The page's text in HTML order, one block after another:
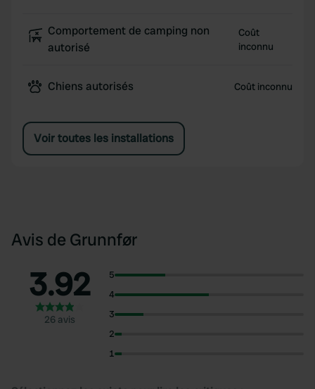
Comportement de camping non
autorisé
Coût
inconnu
Chiens autorisés Coût inconnu
Voir toutes les installations
Avis de Grunnfør
3.92
26 avis
5
4
3
2
1